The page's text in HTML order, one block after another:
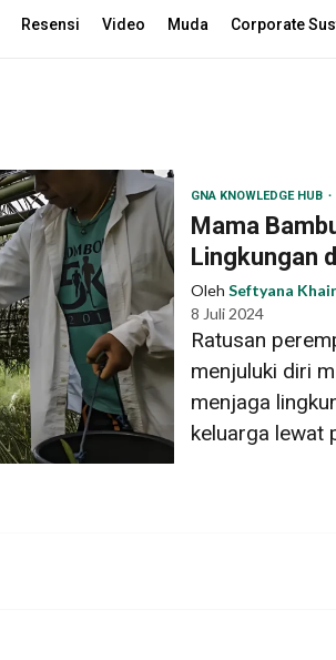
Resensi Video Muda Corporate
GNA KNOWLEDGE HUB
Mama
Lingkungan
Oleh Seftyana
8 Juli 2024
Ratusan
menjuluki diri
menjaga
keluarga lewat